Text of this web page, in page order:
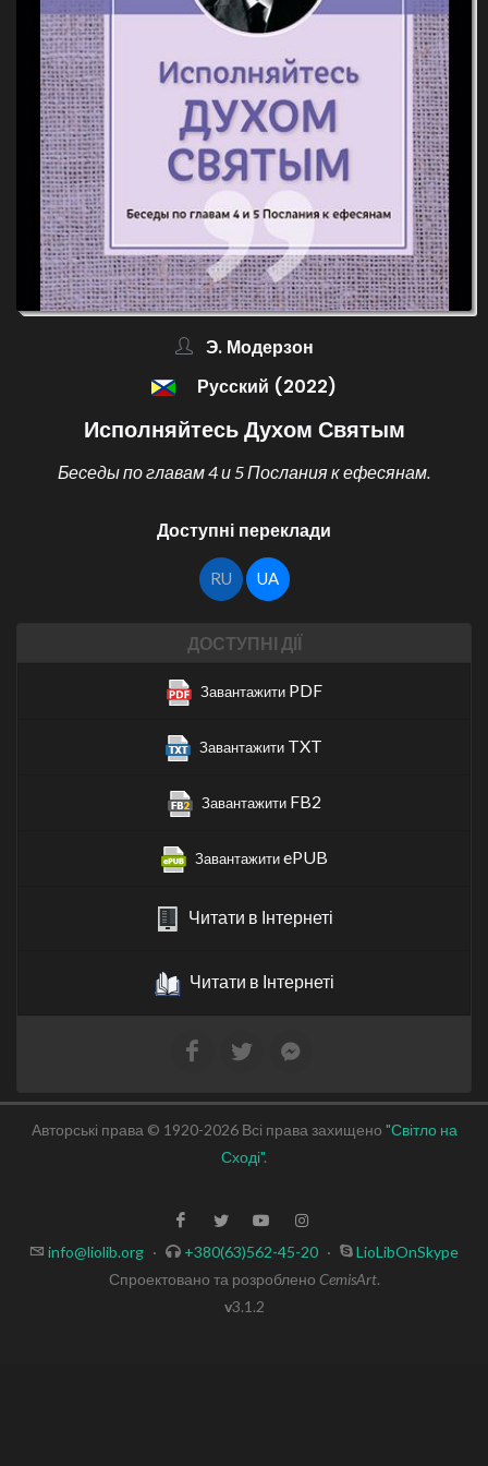
Э. Модерзон
Русский (2022)
Исполняйтесь Духом Святым
Беседы по главам 4 и 5 Послания к ефесянам.
Доступні переклади
RU UA
ДОСТУПНІ ДІЇ
ЗавантажитиPDF
Завантажити TXT
ЗавантажитиFB2
ЗавантажитиePUB
Читати в Інтернеті
Читати в Інтернеті
Авторські права © 1920-2026 Всі права захищено "Світло на
Сході".
info@liolib.org · +380(63)562-45-20 ·
LioLibOnSkype
Спроектовано та розроблено CemisArt.
v3.1.2